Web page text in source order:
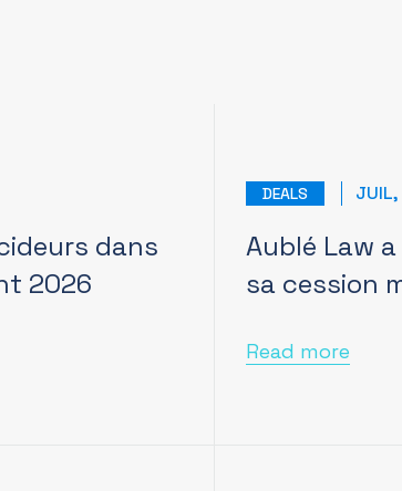
dans
2026
DEALS
Aublé Law
sa cession
Read more